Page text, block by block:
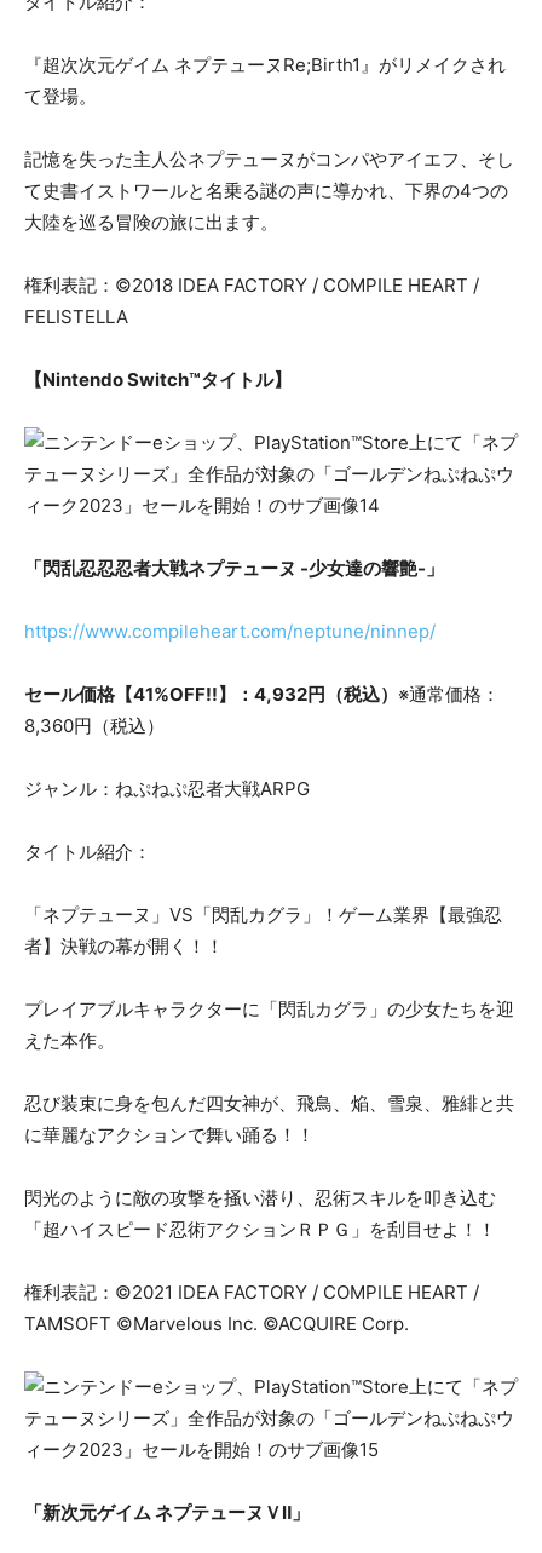
『超次次元ゲイム ネプテューヌRe;Birth1』がリメイクされ
て登場。
記憶を失った主人公ネプテューヌがコンパやアイエフ、そし
て史書イストワールと名乗る謎の声に導かれ、下界の4つの
大陸を巡る冒険の旅に出ます。
権利表記：©2018 IDEA FACTORY / COMPILE HEART /
FELISTELLA
【Nintendo Switch™タイトル】
「閃乱忍忍忍者大戦ネプテューヌ -少女達の響艶-」
https://www.compileheart.com/neptune/ninnep/
セール価格【41%OFF!!】：4,932円（税込） ※通常価格：
8,360円（税込）
ジャンル：ねぷねぷ忍者大戦ARPG
タイトル紹介：
「ネプテューヌ」VS「閃乱カグラ」！ゲーム業界【最強忍
者】決戦の幕が開く！！
プレイアブルキャラクターに「閃乱カグラ」の少女たちを迎
えた本作。
忍び装束に身を包んだ四女神が、飛鳥、焔、雪泉、雅緋と共
に華麗なアクションで舞い踊る！！
閃光のように敵の攻撃を掻い潜り、忍術スキルを叩き込む
「超ハイスピード忍術アクションＲＰＧ」を刮目せよ！！
権利表記：©2021 IDEA FACTORY / COMPILE HEART /
TAMSOFT ©Marvelous Inc. ©ACQUIRE Corp.
「新次元ゲイム ネプテューヌＶⅡ」